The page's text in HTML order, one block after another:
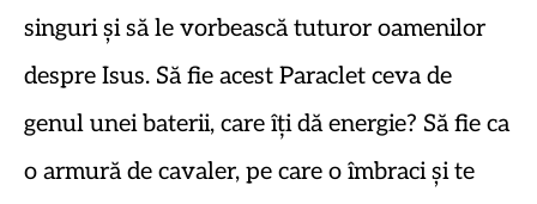
singuri și să le vorbească tuturor oamenilor
despre Isus. Să fie acest Paraclet ceva de
genul unei baterii, care îți dă energie? Să fie ca
o armură de cavaler, pe care o îmbraci și te